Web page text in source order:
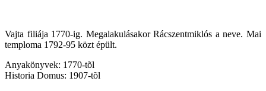
Vajta filiája 1770-ig. Megalakulásakor Rácszentmiklós a neve. Mai
temploma 1792-95 közt épült.
Anyakönyvek: 1770-tõl
Historia Domus: 1907-tõl